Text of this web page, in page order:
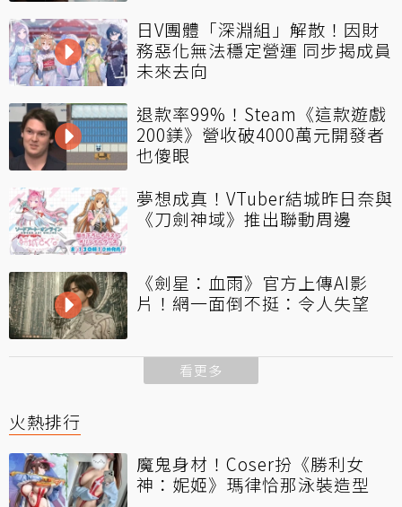
日V團體「深淵組」解散！因財
務惡化無法穩定營運 同步揭成員
未來去向
退款率99%！Steam《這款遊戲
200鎂》營收破4000萬元開發者
也傻眼
夢想成真！VTuber結城昨日奈與
《刀劍神域》推出聯動周邊
《劍星：血雨》官方上傳AI影
片！網一面倒不挺：令人失望
看更多
火熱排行
魔鬼身材！Coser扮《勝利女
神：妮姬》瑪律恰那泳裝造型